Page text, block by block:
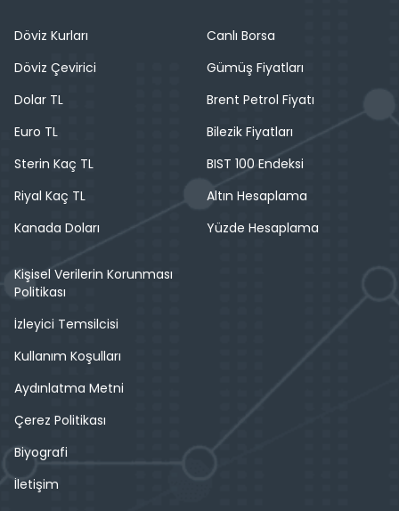
Döviz Kurları
Döviz Çevirici
Dolar TL
Euro TL
Sterin Kaç TL
Riyal Kaç TL
Kanada Doları
Canlı Borsa
Gümüş Fiyatları
Brent Petrol Fiyatı
Bilezik Fiyatları
BIST 100 Endeksi
Altın Hesaplama
Yüzde Hesaplama
Kişisel Verilerin Korunması
Politikası
İzleyici Temsilcisi
Kullanım Koşulları
Aydınlatma Metni
Çerez Politikası
Biyografi
İletişim